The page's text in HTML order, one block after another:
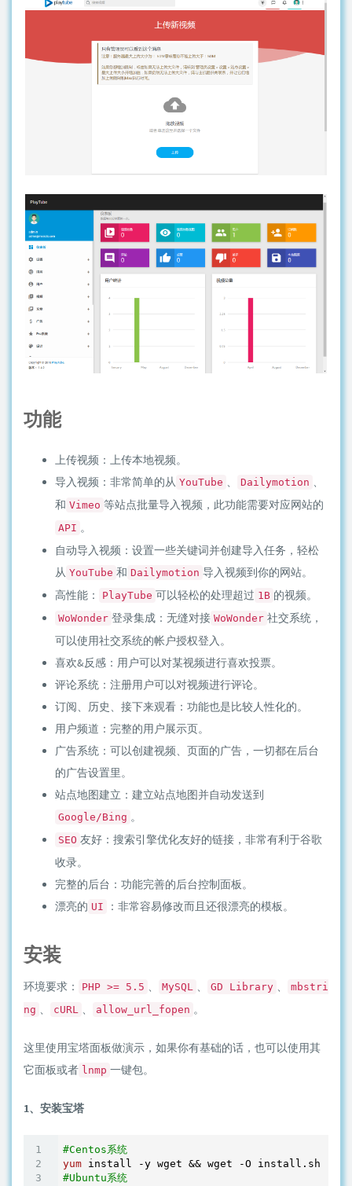
功能
上传视频：上传本地视频。
导入视频：非常简单的从 YouTube Dailymotion
和 Vimeo 等站点批量导入视频，此功能需要对应网站的
API 。
自动导入视频：设置一些关键词并创建导入任务，轻松
从 YouTube 和 Dailymotion 导入视频到你的网站。
高性能：
PlayTube 可以轻松的处理超过 1B 的视频。
WoWonder 登录集成：无缝对接 WoWonder 社交系统，
可以使用社交系统的帐户授权登入。
喜欢&反感：用户可以对某视频进行喜欢投票。
评论系统：注册用户可以对视频进行评论。
订阅、历史、接下来观看：功能也是比较人性化的。
用户频道：完整的用户展示页。
广告系统：可以创建视频、页面的广告，一切都在后台
的广告设置里。
站点地图建立：建立站点地图并自动发送到
Google/Bing 。
SEO 友好：搜索引擎优化友好的链接，非常有利于谷歌
收录。
完整的后台：功能完善的后台控制面板。
漂亮的 UI ：非常容易修改而且还很漂亮的模板。
安装
环境要求： PHP >= 5.5 MySQL GD Library
mbstri
ng
cURL allow_url_fopen 。
这里使用宝塔面板做演示，如果你有基础的话，也可以使用其
它面板或者 lnmp 一键包。
1、安装宝塔
#Centos系统
yum
#Ubuntu系统